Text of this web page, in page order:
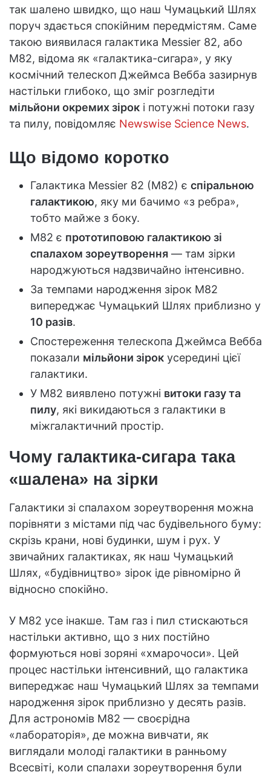
так шалено швидко, що наш Чумацький Шлях
поруч здається спокійним передмістям. Саме
такою виявилася галактика Messier 82, або
M82, відома як «галактика-сигара», у яку
космічний телескоп Джеймса Вебба зазирнув
настільки глибоко, що зміг розгледіти
мільйони окремих зірок і потужні потоки газу
та пилу, повідомляє Newswise Science News.
Що відомо коротко
Галактика Messier 82 (M82) є спіральною
галактикою, яку ми бачимо «з ребра»,
тобто майже з боку.
M82 є прототиповою галактикою зі
спалахом зореутворення — там зірки
народжуються надзвичайно інтенсивно.
За темпами народження зірок M82
випереджає Чумацький Шлях приблизно у
10 разів.
Спостереження телескопа Джеймса Вебба
показали мільйони зірок усередині цієї
галактики.
У M82 виявлено потужні витоки газу та
пилу, які викидаються з галактики в
міжгалактичний простір.
Чому галактика-сигара така
«шалена» на зірки
Галактики зі спалахом зореутворення можна
порівняти з містами під час будівельного буму:
скрізь крани, нові будинки, шум і рух. У
звичайних галактиках, як наш Чумацький
Шлях, «будівництво» зірок іде рівномірно й
відносно спокійно.
У M82 усе інакше. Там газ і пил стискаються
настільки активно, що з них постійно
формуються нові зоряні «хмарочоси». Цей
процес настільки інтенсивний, що галактика
випереджає наш Чумацький Шлях за темпами
народження зірок приблизно у десять разів.
Для астрономів M82 — своєрідна
«лабораторія», де можна вивчати, як
виглядали молоді галактики в ранньому
Всесвіті, коли спалахи зореутворення були